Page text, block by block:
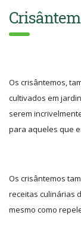
Os crisântemos,
cultivados em
serem
para aqueles que
Os crisântemos
receitas culinárias
mesmo como